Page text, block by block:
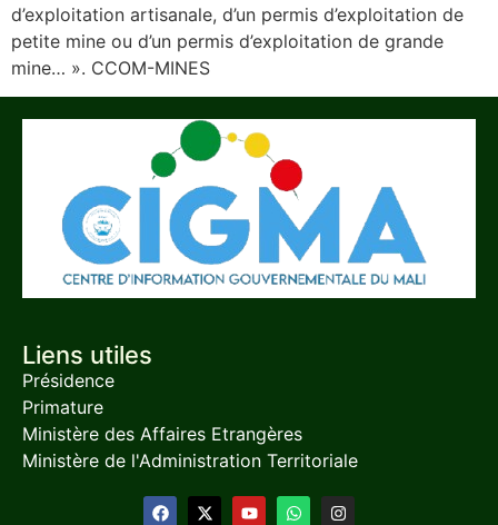
d’exploitation artisanale, d’un permis d’exploitation de
petite mine ou d’un permis d’exploitation de grande
mine… ». CCOM-MINES
Liens utiles
Présidence
Primature
Ministère des Affaires Etrangères
Ministère de l'Administration Territoriale